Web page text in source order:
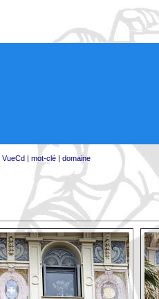
VueCd| mot-clé| domaine